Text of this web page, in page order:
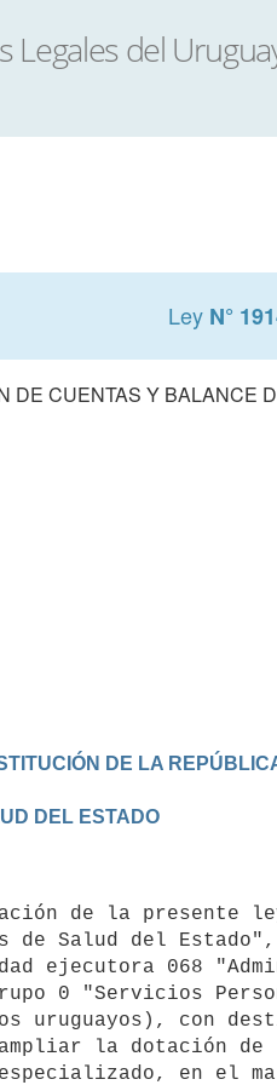
Ley N°
DE CUENTAS Y BALANCE
DE LA
DEL ESTADO
Salud del Estado",
ejecutora 068
0 "Servicios
uruguayos), con
la dotación de
en el